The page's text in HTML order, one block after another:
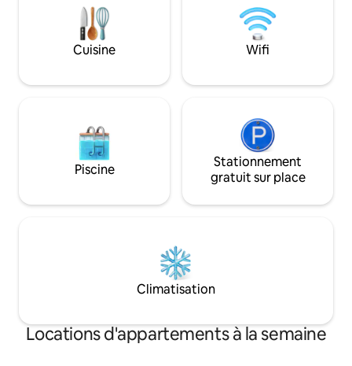
l'escalade ou détendez-vous
simplement sur la terrasse de ce lieu
magnifique. Visitez Beaumaris, Conway
et Caernarfon. Réservations flexibles
de réservations répétées. Plus de
de la plage ou
détendre et se
voyages d'affaires
proximité de
Cuisine Wifi
Piscine
Stationnement
gratuit sur place
Climatisation
Locations d'appartements à la semaine